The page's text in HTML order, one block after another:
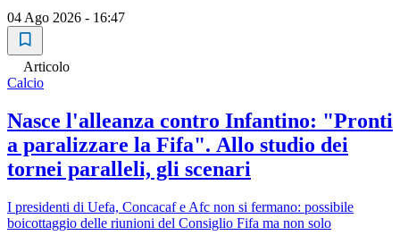
04 Ago 2026 - 16:47
Articolo
Calcio
Nasce l'alleanza contro Infantino: "Pronti
a paralizzare la Fifa". Allo studio dei
tornei paralleli, gli scenari
I presidenti di Uefa, Concacaf e Afc non si fermano: possibile
boicottaggio delle riunioni del Consiglio Fifa ma non solo